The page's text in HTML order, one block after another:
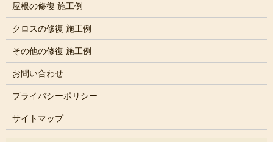
屋根の修復 施工例
クロスの修復 施工例
その他の修復 施工例
お問い合わせ
プライバシーポリシー
サイトマップ